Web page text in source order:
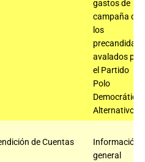
gastos de
campaña de
los
avalados por
el Partido
Polo
Democrático
Alternativo
de Cuentas
Información
general